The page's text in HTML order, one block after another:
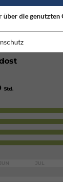
Std.
über die genutzten